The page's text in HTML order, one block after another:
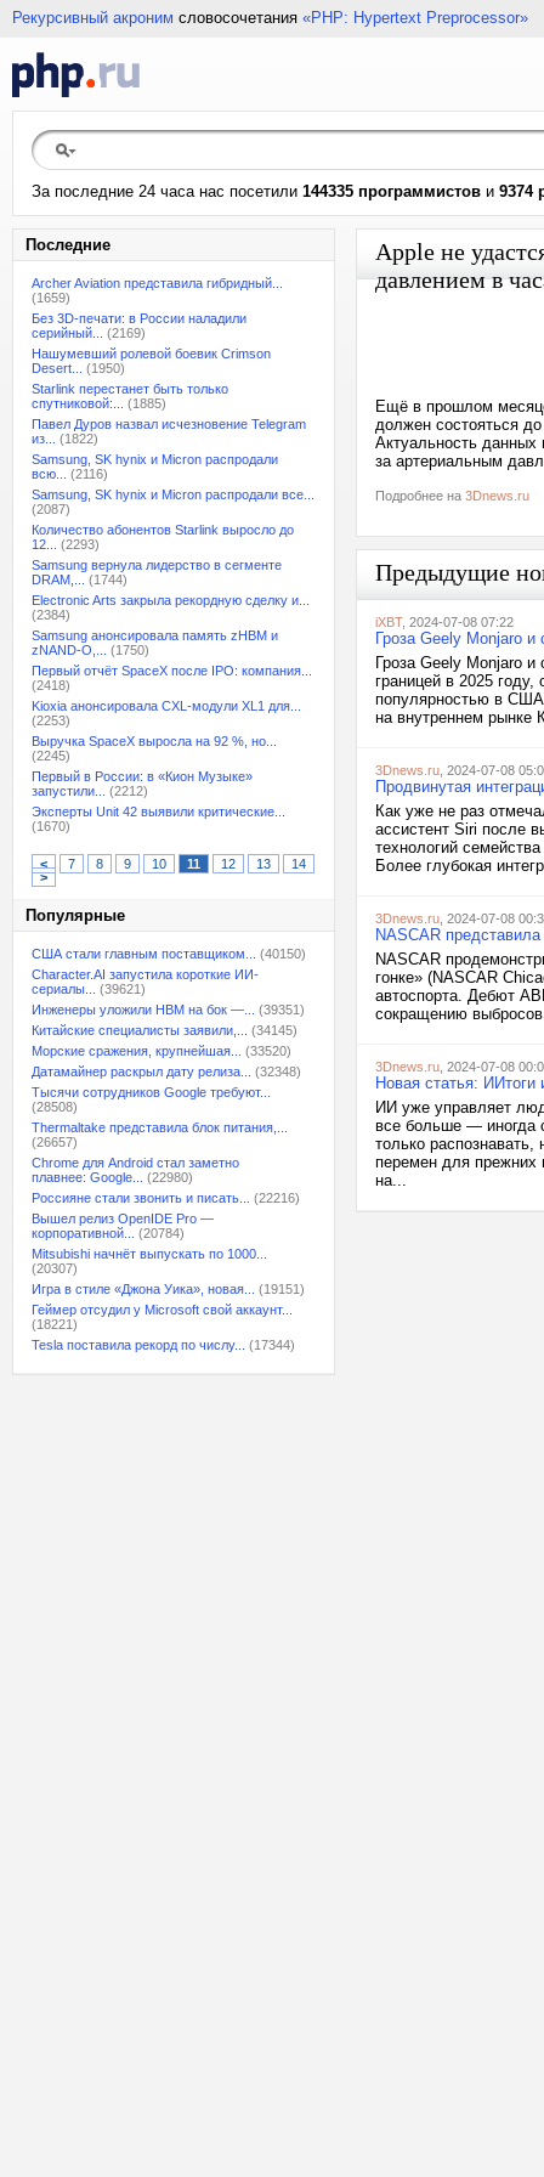
Рекурсивный акроним словосочетания «PHP: Hypertext Preprocessor»
За последние 24 часа нас посетили 144335 программистов и 9374
Последние
Archer Aviation представила гибридный...
(1659)
Без 3D-печати: в России наладили
серийный...
(2169)
Нашумевший ролевой боевик Crimson
Desert...
(1950)
Starlink перестанет быть только
спутниковой:...
(1885)
Павел Дуров назвал исчезновение Telegram
из...
(1822)
Samsung, SK hynix и Micron распродали
всю...
(2116)
Samsung, SK hynix и Micron распродали все...
(2087)
Количество абонентов Starlink выросло до
12...
(2293)
Samsung вернула лидерство в сегменте
DRAM,...
(1744)
Electronic Arts закрыла рекордную сделку и...
(2384)
Samsung анонсировала память zHBM и
zNAND-O,...
(1750)
Первый отчёт SpaceX после IPO: компания...
(2418)
Kioxia анонсировала CXL-модули XL1 для...
(2253)
Выручка SpaceX выросла на 92 %, но...
(2245)
Первый в России: в «Кион Музыке»
запустили...
(2212)
Эксперты Unit 42 выявили критические...
(1670)
< 7 8 9 10 11 12 13
14
>
Популярные
США стали главным поставщиком...
(40150)
Character.AI запустила короткие ИИ-
сериалы...
(39621)
Инженеры уложили HBM на бок —...
(39351)
Китайские специалисты заявили,...
(34145)
Морские сражения, крупнейшая...
(33520)
Датамайнер раскрыл дату релиза...
(32348)
Тысячи сотрудников Google требуют...
(28508)
Thermaltake представила блок питания,...
(26657)
Chrome для Android стал заметно
плавнее: Google...
(22980)
Россияне стали звонить и писать...
(22216)
Вышел релиз OpenIDE Pro —
корпоративной...
(20784)
Mitsubishi начнёт выпускать по 1000...
(20307)
Игра в стиле «Джона Уика», новая...
(19151)
Геймер отсудил у Microsoft свой аккаунт...
(18221)
Tesla поставила рекорд по числу...
(17344)
Apple не
давлением в
Ещё в прошлом
должен состояться
Актуальность данных
за артериальным
Подробнее на 3Dnews.ru
Предыдущие
iXBT, 2024-07-08 07:22
Гроза Geely Monjaro
Гроза Geely Monjaro
границей в 2025
популярностью в
на внутреннем рынке
3Dnews.ru , 2024-07-08
Продвинутая
Как уже не раз
ассистент Siri после
технологий
Более глубокая
3Dnews.ru , 2024-07-08
NASCAR
NASCAR
гонке» (NASCAR
автоспорта. Дебют
сокращению
3Dnews.ru , 2024-07-08
Новая статья:
ИИ уже управляет
все больше — иногда
только
перемен для прежних
на...